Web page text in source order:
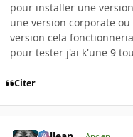
pour installer une
une version corporate
version cela
pour tester j'ai k'une 9
Citer